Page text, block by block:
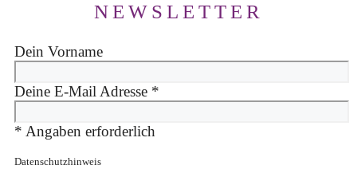
NEWSLETTER
Dein Vorname
Deine E-Mail Adresse *
* Angaben erforderlich
Datenschutzhinweis